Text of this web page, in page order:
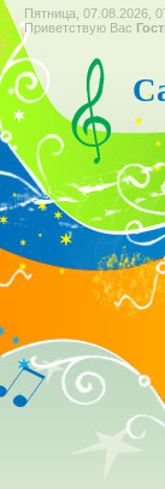
Пятница, 07.08.2026,
Приветствую Вас